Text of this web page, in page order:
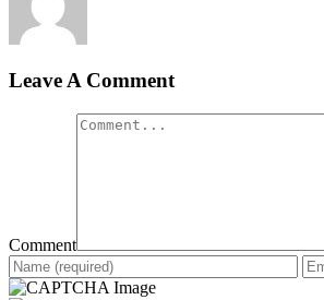
Leave A Comment
Comment